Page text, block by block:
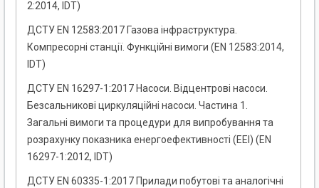
2:2014, IDT)
ДСТУ EN 12583:2017 Газова інфраструктура.
Компресорні станції. Функційні вимоги (EN 12583:2014,
IDT)
ДСТУ EN 16297-1:2017 Насоси. Відцентрові насоси.
Безсальникові циркуляційні насоси. Частина 1.
Загальні вимоги та процедури для випробування та
розрахунку показника енергоефективності (ЕЕІ) (EN
16297-1:2012, IDT)
ДСТУ EN 60335-1:2017 Прилади побутові та аналогічні